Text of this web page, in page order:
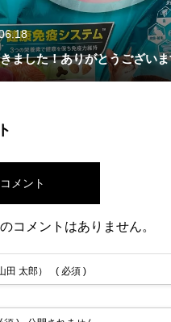
ました！ありがとうござい
メント
コメントはありません。
田 太郎） ( 必須 )